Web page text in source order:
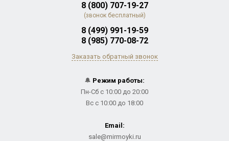
8 (800) 707-19-27
(звонок бесплатный)
8 (499) 991-19-59
8 (985) 770-08-72
Заказать обратный звонок
🔔 Режим работы:
Пн-Сб с 10:00 до 20:00
Вс с 10:00 до 18:00
Email:
sale@mirmoyki.ru